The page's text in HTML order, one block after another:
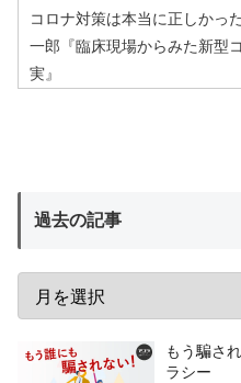
コロナ対策は本当に正しかっ
一郎『臨床現場からみた新型
実』
過去の記事
もう騙さ
ラシー